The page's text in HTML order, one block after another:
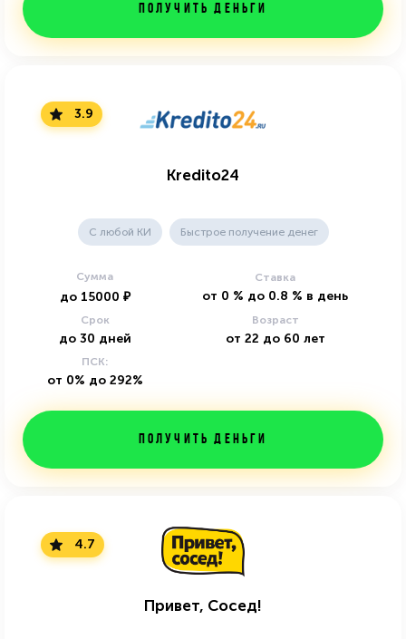
Получить деньги
3.9
Kredito24
C любой КИ Быстрое получение денег
Сумма
до 15000 ₽
Ставка
от 0 % до 0.8 % в день
Срок
до 30 дней
Возраст
от 22 до 60 лет
ПСК:
от 0% до 292%
Получить деньги
4.7
Привет, Сосед!